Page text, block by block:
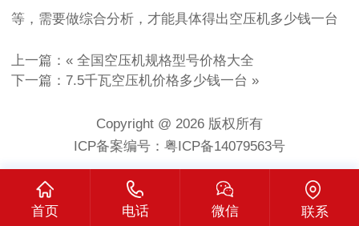
等，需要做综合分析，才能具体得出空压机多少钱一台
上一篇：« 全国空压机规格型号价格大全
下一篇： 7.5千瓦空压机价格多少钱一台 »
Copyright @ 2026 版权所有
ICP备案编号：粤ICP备14079563号
首页 电话 微信 联系